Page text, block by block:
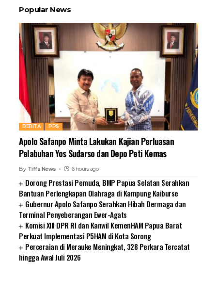
Popular News
BERITA PPS
Apolo Safanpo Minta Lakukan Kajian Perluasan
Pelabuhan Yos Sudarso dan Depo Peti Kemas
By Tiffa News 6 hours ago
Dorong Prestasi Pemuda, BMP Papua Selatan Serahkan
Bantuan Perlengkapan Olahraga di Kampung Kaiburse
Gubernur Apolo Safanpo Serahkan Hibah Dermaga dan
Terminal Penyeberangan Ewer-Agats
Komisi XIII DPR RI dan Kanwil KemenHAM Papua Barat
Perkuat Implementasi P5HAM di Kota Sorong
Perceraian di Merauke Meningkat, 328 Perkara Tercatat
hingga Awal Juli 2026